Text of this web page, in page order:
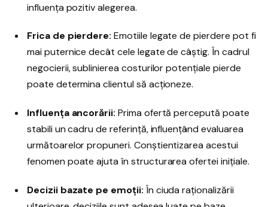
influența pozitiv alegerea.
Frica de pierdere: Emotiile legate de pierdere pot fi
mai puternice decât cele legate de câștig. În cadrul
negocierii, sublinierea costurilor potențiale pierde
poate determina clientul să acționeze.
Influența ancorării: Prima ofertă percepută poate
stabili un cadru de referință, influențând evaluarea
următoarelor propuneri. Conștientizarea acestui
fenomen poate ajuta în structurarea ofertei inițiale.
Decizii bazate pe emoții: În ciuda raționalizării